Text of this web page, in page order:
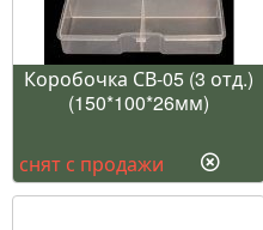
Коробочка СВ-05 (3 отд.)
(150*100*26мм)
снят с продажи